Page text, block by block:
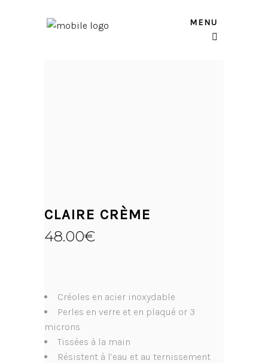
MENU
CLAIRE CRÈME
48.00€
Créoles en acier inoxydable
Perles en verre et en plaqué or 3
microns
Tissées à la main
Résistent à l’eau et au ternissement